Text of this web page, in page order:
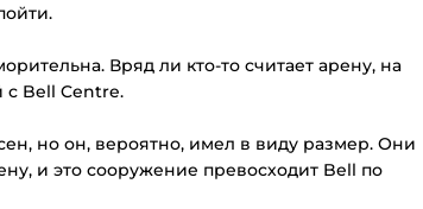
Вряд ли кто-то считает арену, на
с Bell Centre.
но он, вероятно, имел в виду размер. Они
и это сооружение превосходит Bell по